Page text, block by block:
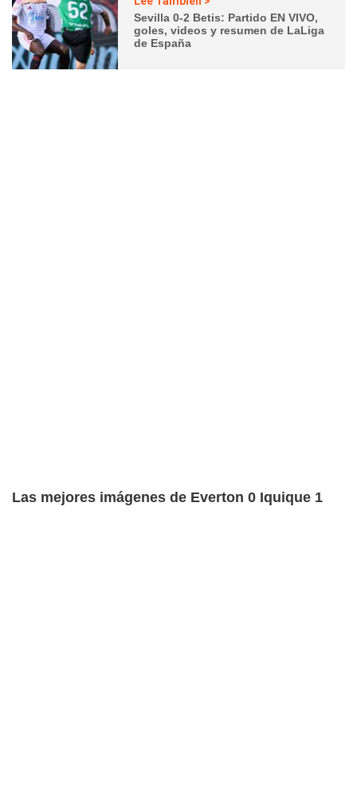
Sevilla 0-2 Betis: Partido EN VIVO,
goles, videos y resumen de LaLiga
de España
Las mejores imágenes de Everton 0 Iquique 1